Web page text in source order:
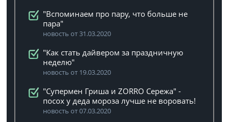
"Вспоминаем про пару, что больше не
пара"
новость от 31.03.2020
"Как стать дайвером за праздничную
неделю"
новость от 19.03.2020
"Супермен Гриша и ZORRO Сережа" -
посох у деда мороза лучше не воровать!
новость от 07.03.2020